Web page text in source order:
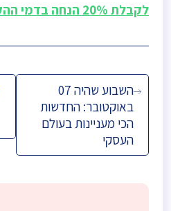
לקבלת 20% הנחה בדמי ההקמה לחצו כאן >
ניווט
השבוע שהיה 07
באוקטובר: החדשות
הכי מעניינות בעולם
העסקי